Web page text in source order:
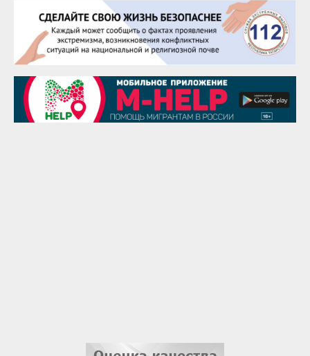
25 августа
Сэсэгма Бубеева
28 августа
Чингиз Мустафаев
29 августа
Надежда Рослова